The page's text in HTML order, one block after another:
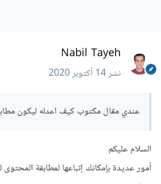
Nabil Tayeh
نشر14 أكتوبر 2020
عندي مقال مكتوب كيف اعدله ليكون
السلام عليكم
أمور عديدة بإمكانك إتباعها لمطابقة المحتوى